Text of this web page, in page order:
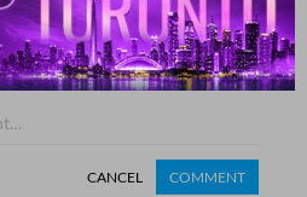
CANCEL COMMENT